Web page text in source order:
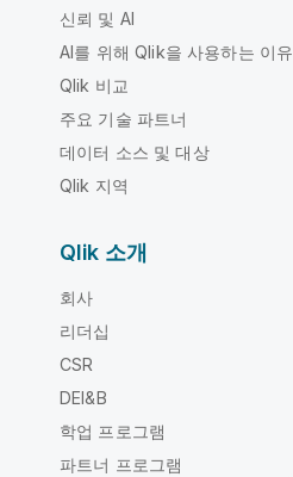
신뢰 및 AI
AI를 위해 Qlik을 사용하는 이유
Qlik 비교
주요 기술 파트너
데이터 소스 및 대상
Qlik 지역
Qlik 소개
회사
리더십
CSR
DEI&B
학업 프로그램
파트너 프로그램